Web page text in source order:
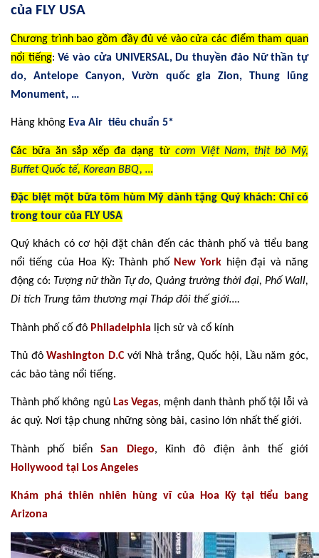
của FLY USA
Chương trình bao gồm đầy đủ vé vào cửa các điểm tham quan
nổi tiếng: Vé vào cửa UNIVERSAL, Du thuyền đảo Nữ thần tự
do, Antelope Canyon, Vườn quốc gia Zion, Thung lũng
Monument, …
Hàng không Eva Air tiêu chuẩn 5*
Các bữa ăn sắp xếp đa dạng từ cơm Việt Nam, thịt bò Mỹ,
Buffet Quốc tế, Korean BBQ, …
Đặc biệt một bữa tôm hùm Mỹ dành tặng Quý khách: Chỉ có
trong tour của FLY USA
Quý khách có cơ hội đặt chân đến các thành phố và tiểu bang
nổi tiếng của Hoa Kỳ: Thành phố New York hiện đại và năng
động có: Tượng nữ thần Tự do, Quảng trường thời đại, Phố Wall,
Di tích Trung tâm thương mại Tháp đôi thế giới….
Thành phố cố đô Philadelphia lịch sử và cổ kính
Thủ đôWashington D.Cvới Nhà trắng, Quốc hội, Lầu năm góc,
các bảo tàng nổi tiếng.
Thành phố không ngủ Las Vegas, mệnh danh thành phố tội lỗi và
ác quỷ. Nơi tập chung những sòng bài, casino lớn nhất thế giới.
Thành phố biểnSan Diego, Kinh đô điện ảnh thế giới
Hollywood tại Los Angeles
Khám phá thiên nhiên hùng vĩ của Hoa Kỳ tại tiểu bang
Arizona